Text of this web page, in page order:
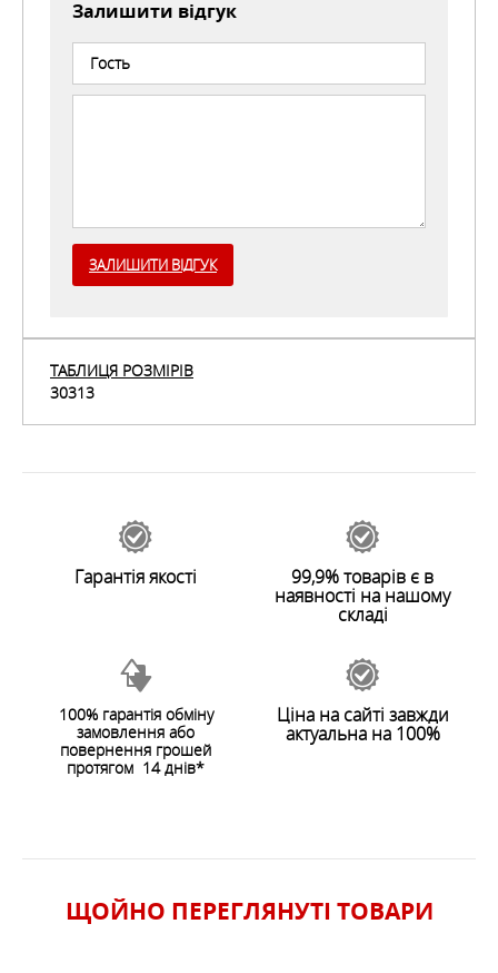
туризму, гірських лиж, велотуризму і активного
відпочинку в умовах низьких температур.
Матеріал: POLARTEC & reg; POWER STRETCH & reg ;,
100% Polyester
Залишити відгук
ЗАЛИШИТИ ВІДГУК
ТАБЛИЦЯ РОЗМІРІВ
30313
Гарантія якості 99,9% товарів є в
наявності на нашому
складі
100% гарантія обміну
замовлення або
повернення грошей
протягом 14 днів*
Ціна на сайті завжди
актуальна на 100%
ЩОЙНО ПЕРЕГЛЯНУТI ТОВАРИ